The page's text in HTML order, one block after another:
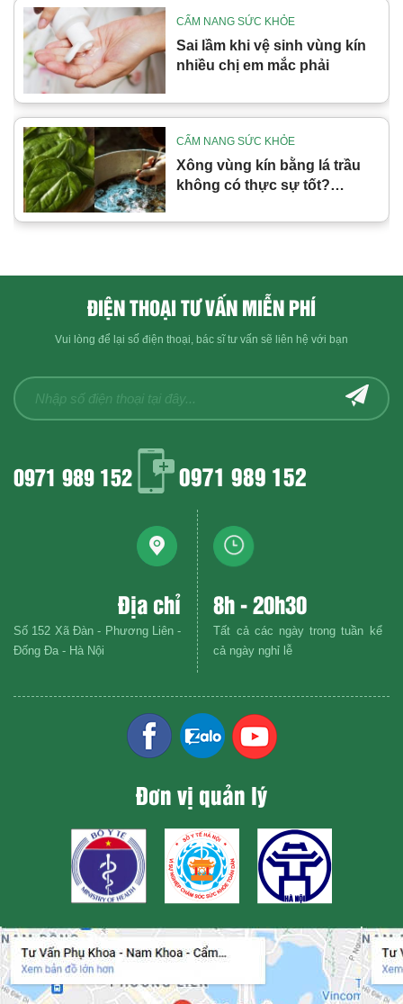
CẨM NANG SỨC KHỎE
Sai lầm khi vệ sinh vùng kín
nhiều chị em mắc phải
CẨM NANG SỨC KHỎE
Xông vùng kín bằng lá trầu
không có thực sự tốt?
ĐIỆN THOẠI TƯ VẤN MIỄN PHÍ
Vui lòng để lại số điện thoại, bác sĩ tư vấn sẽ liên hệ với bạn
0971 989 152 0971 989 152
Địa chỉ
Số 152 Xã Đàn - Phương Liên -
Đống Đa - Hà Nội
8h - 20h30
Tất cả các ngày trong tuần kể
cả ngày nghỉ lễ
Đơn vị quản lý